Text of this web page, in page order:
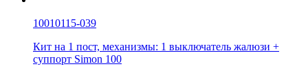
10010115-039
Кит на 1 пост, механизмы: 1 выключатель жалюзи +
суппорт Simon 100